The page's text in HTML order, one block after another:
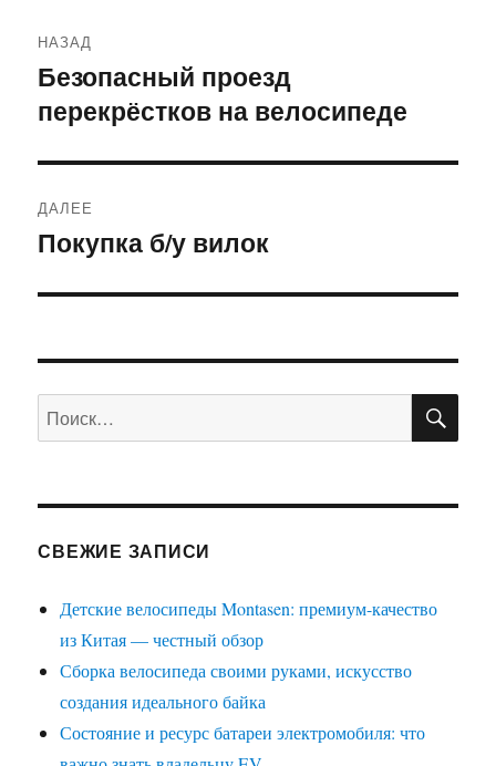
по
записям
НАЗАД
Предыдущая
запись:
Безопасный проезд
перекрёстков на велосипеде
ДАЛЕЕ
Следующая
Покупка б/у вилок
Искать:
СВЕЖИЕ ЗАПИСИ
Детские велосипеды Montasen: премиум-качество
из Китая — честный обзор
Сборка велосипеда своими руками, искусство
создания идеального байка
Состояние и ресурс батареи электромобиля: что